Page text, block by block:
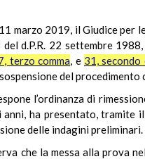
marzo 2019, il Giudice
d.P.R. 22 settembre
terzo comma, e 31, secondo
del
l’ordinanza di
anni, ha presentato,
delle indagini preliminari.
che la messa alla prova